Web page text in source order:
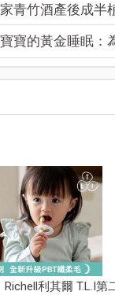
青竹酒產後成半
寶的黃金睡眠：
Richell利其爾 T.L.I第